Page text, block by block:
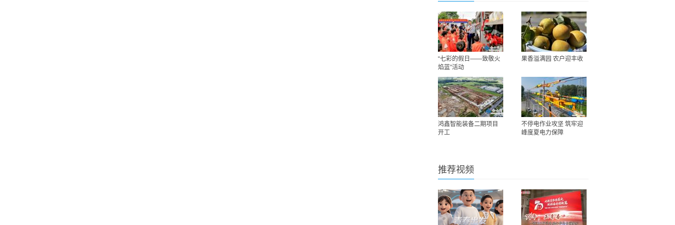
“七彩的假日——致敬火
焰蓝”活动
果香溢满园 农户迎丰收
鸿鑫智能装备二期项目
开工
不停电作业攻坚 筑牢迎
峰度夏电力保障
推荐视频